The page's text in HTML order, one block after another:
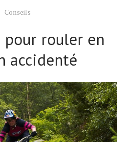
Conseils
pour rouler en
accidenté